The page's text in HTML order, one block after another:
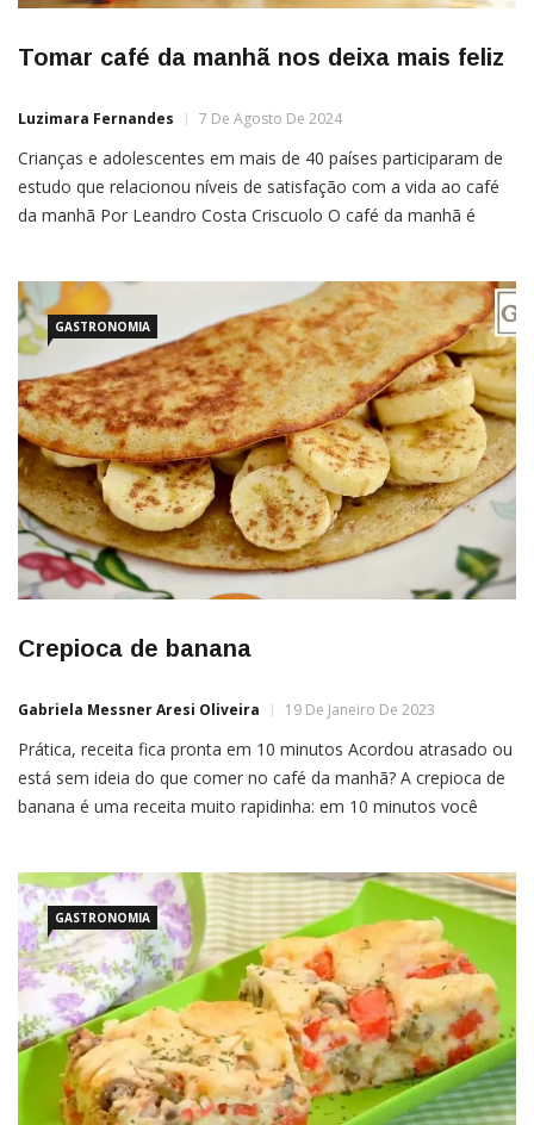
Tomar café da manhã nos deixa mais feliz
Luzimara Fernandes 7 De Agosto De 2024
Crianças e adolescentes em mais de 40 países participaram de
estudo que relacionou níveis de satisfação com a vida ao café
da manhã Por Leandro Costa Criscuolo O café da manhã é
grande. […]
GASTRONOMIA
Crepioca de banana
Gabriela Messner Aresi Oliveira 19 De Janeiro De 2023
Prática, receita fica pronta em 10 minutos Acordou atrasado ou
está sem ideia do que comer no café da manhã? A crepioca de
banana é uma receita muito rapidinha: em 10 minutos você
GASTRONOMIA